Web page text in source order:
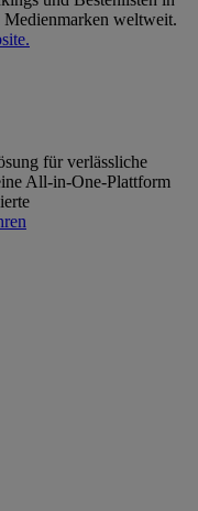
Medienmarken weltweit.
für verlässliche
All-in-One-Plattform